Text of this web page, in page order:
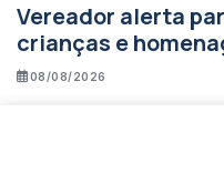
Vereador alerta
crianças e
08/08/2026